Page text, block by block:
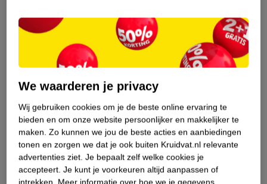
Gecertificeerde winkels en webshops met de Groene Plus doen er
alles aan om hun klanten juist en deskundig te adviseren over
zelfzorggeneesmiddelen. Het kan altijd gebeuren dat je een klacht
hebt over onze advisering. Wij horen dat graag om onze service te
neem dan contact op met onze klantenservice.
helpen je graag!
We waarderen je privacy
Wij gebruiken cookies om je de beste online ervaring te
bieden en om onze website persoonlijker en makkelijker te
maken. Zo kunnen we jou de beste acties en aanbiedingen
tonen en zorgen we dat je ook buiten Kruidvat.nl relevante
advertenties ziet. Je bepaalt zelf welke cookies je
accepteert. Je kunt je voorkeuren altijd aanpassen of
intrekken. Meer informatie over hoe we je gegevens